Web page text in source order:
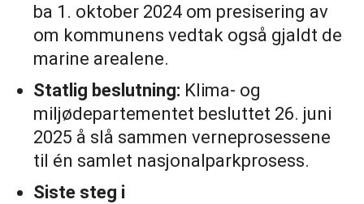
ba 1. oktober 2024 om presisering av
om kommunens vedtak også gjaldt de
marine arealene.
Statlig beslutning: Klima- og
miljødepartementet besluttet 26. juni
2025 å slå sammen verneprosessene
til én samlet nasjonalparkprosess.
Siste steg i